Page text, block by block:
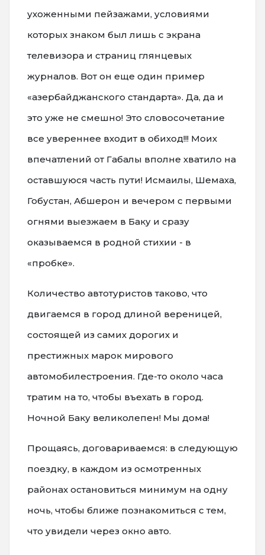
ухоженными пейзажами, условиями
которых знаком был лишь с экрана
телевизора и страниц глянцевых
журналов. Вот он еще один пример
«азербайджанского стандарта». Да, да и
это уже не смешно! Это словосочетание
все увереннее входит в обиход!!! Моих
впечатлений от Габалы вполне хватило на
оставшуюся часть пути! Исмаилы, Шемаха,
Гобустан, Абшерон и вечером с первыми
огнями выезжаем в Баку и сразу
оказываемся в родной стихии - в
«пробке».
Количество автотуристов таково, что
двигаемся в город длиной вереницей,
состоящей из самих дорогих и
престижных марок мирового
автомобилестроения. Где-то около часа
тратим на то, чтобы въехать в город.
Ночной Баку великолепен! Мы дома!
Прощаясь, договариваемся: в следующую
поездку, в каждом из осмотренных
районах остановиться минимум на одну
ночь, чтобы ближе познакомиться с тем,
что увидели через окно авто.